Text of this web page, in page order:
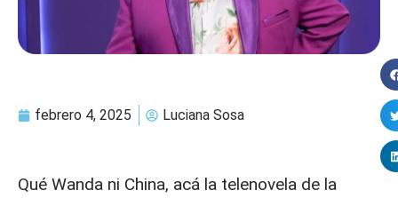
febrero 4, 2025 Luciana Sosa
Qué Wanda ni China, acá la telenovela de la